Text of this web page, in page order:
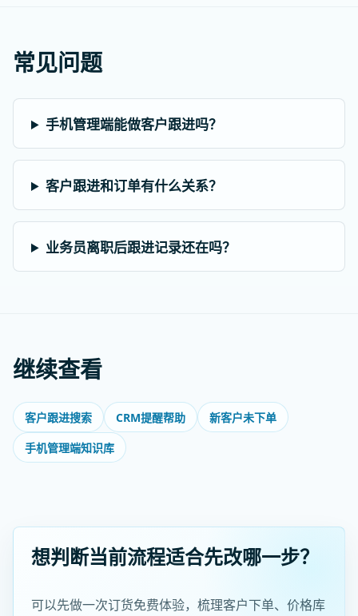
常见问题
手机管理端能做客户跟进吗？
客户跟进和订单有什么关系？
业务员离职后跟进记录还在吗？
继续查看
客户跟进搜索 CRM提醒帮助
新客户未下单
手机管理端知识库
想判断当前流程适合先改哪一步？
可以先做一次订货免费体验，梳理客户下单、价格库